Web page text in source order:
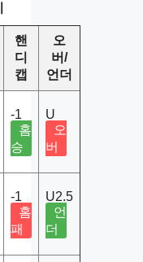
핸
디
캡
오
버/
언더
-1
홈
승
U
오
버
-1
홈
패
U2.5
언
더